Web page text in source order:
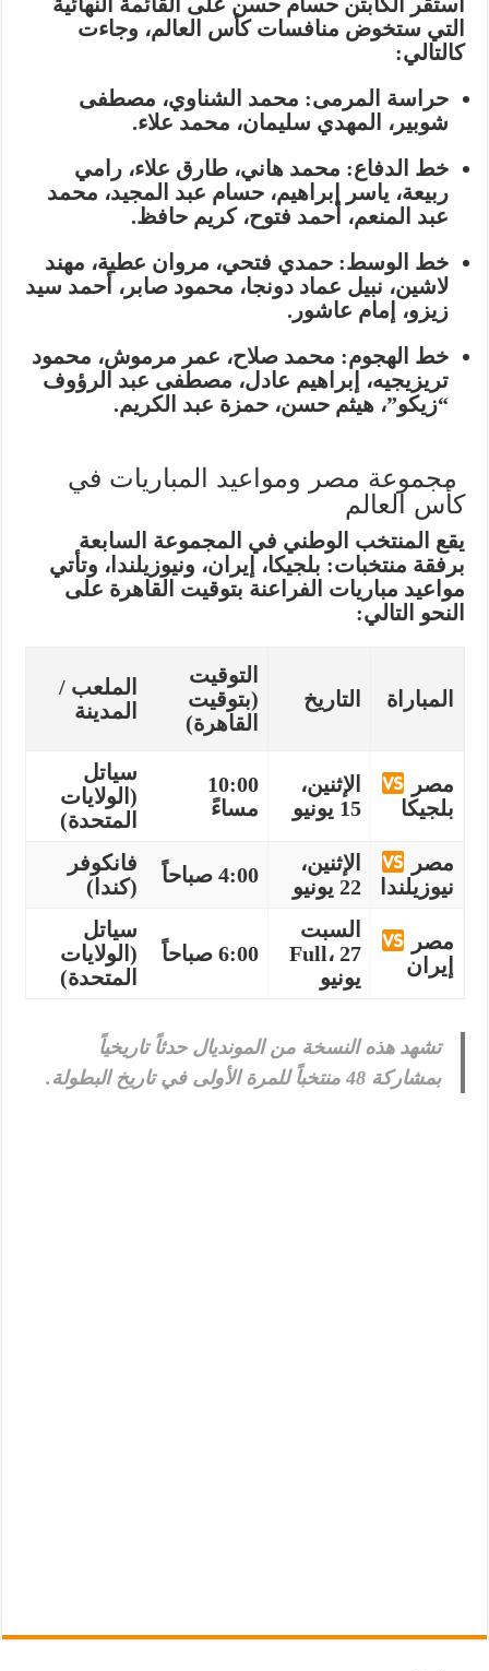
استقر الكابتن حسام حسن على القائمة النهائية
التي ستخوض منافسات كأس العالم، وجاءت
كالتالي:
حراسة المرمى: محمد الشناوي، مصطفى
شوبير، المهدي سليمان، محمد علاء.
خط الدفاع: محمد هاني، طارق علاء، رامي
ربيعة، ياسر إبراهيم، حسام عبد المجيد، محمد
عبد المنعم، أحمد فتوح، كريم حافظ.
خط الوسط: حمدي فتحي، مروان عطية، مهند
لاشين، نبيل عماد دونجا، محمود صابر، أحمد سيد
زيزو، إمام عاشور.
خط الهجوم: محمد صلاح، عمر مرموش، محمود
تريزيجيه، إبراهيم عادل، مصطفى عبد الرؤوف
“زيكو”، هيثم حسن، حمزة عبد الكريم.
مجموعة مصر ومواعيد المباريات في
كأس العالم
يقع المنتخب الوطني في المجموعة السابعة
برفقة منتخبات: بلجيكا، إيران، ونيوزيلندا، وتأتي
مواعيد مباريات الفراعنة بتوقيت القاهرة على
النحو التالي:
المباراة التاريخ
التوقيت
(بتوقيت
القاهرة)
الملعب /
المدينة
مصر
بلجيكا
الإثنين،
15 يونيو
10:00
مساءً
سياتل
(الولايات
المتحدة)
مصر
نيوزيلندا
الإثنين،
22 يونيو
4:00 صباحاً
فانكوفر
(كندا)
مصر
إيران
السبت
Full، 27
يونيو
6:00 صباحاً
سياتل
(الولايات
المتحدة)
تشهد هذه النسخة من المونديال حدثاً تاريخياً
بمشاركة 48 منتخباً للمرة الأولى في تاريخ البطولة.